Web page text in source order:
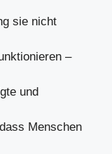
sie nicht
–
und
Menschen